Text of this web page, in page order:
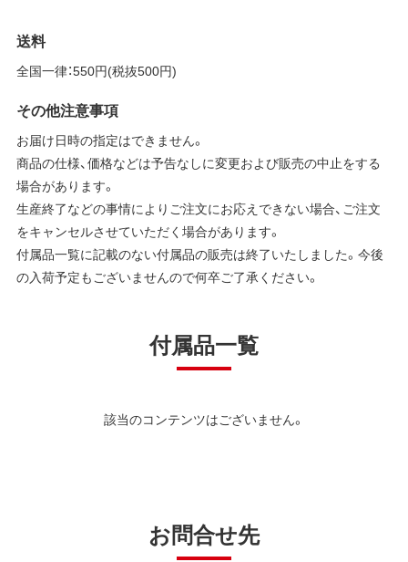
送料
全国一律：550円(税抜500円)
その他注意事項
お届け日時の指定はできません。
商品の仕様、価格などは予告なしに変更および販売の中止をする
場合があります。
生産終了などの事情によりご注文にお応えできない場合、ご注文
をキャンセルさせていただく場合があります。
付属品一覧に記載のない付属品の販売は終了いたしました。今後
の入荷予定もございませんので何卒ご了承ください。
付属品一覧
該当のコンテンツはございません。
お問合せ先